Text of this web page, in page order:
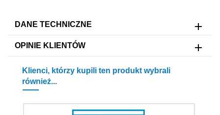
DANE TECHNICZNE
OPINIE KLIENTÓW
Klienci, którzy kupili ten produkt wybrali
również...